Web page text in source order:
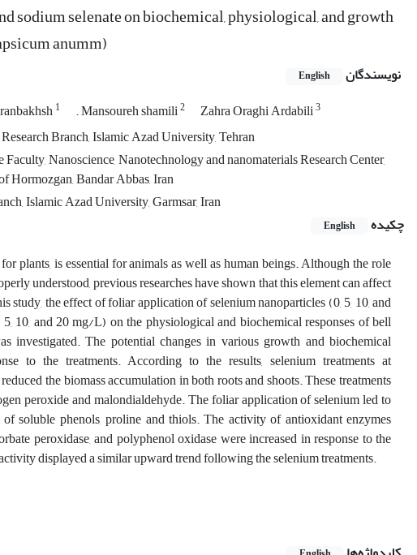
sodium selenate on biochemical, physiological, and growth
anumm)
نویسندگان English
1 . Mansoureh shamili2 Zahra Oraghi Ardabili3
Branch, Islamic Azad University, Tehran
Nanoscience, Nanotechnology and nanomaterials Research Center,
Hormozgan, Bandar Abbas, Iran
Islamic Azad University, Garmsar, Iran
چکیده
English
plants, is essential for animals as well as human beings. Although the role
understood, previous researches have shown that this element can affect
study, the effect of foliar application of selenium nanoparticles (0, 5, 10, and
10, and 20 mg/L) on the physiological and biochemical responses of bell
investigated. The potential changes in various growth and biochemical
to the treatments. According to the results, selenium treatments at
the biomass accumulation in both roots and shoots. These treatments
peroxide and malondialdehyde. The foliar application of selenium led to
soluble phenols, proline and thiols. The activity of antioxidant enzymes
peroxidase, and polyphenol oxidase were increased in response to the
displayed a similar upward trend following the selenium treatments.